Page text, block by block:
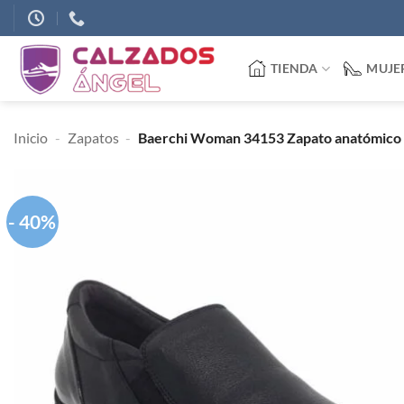
Saltar
al
contenido
TIENDA
Inicio - Zapatos - Baerchi Woman 34153 Zapato
- 40%